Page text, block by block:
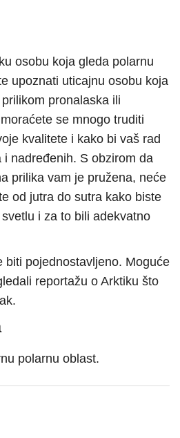
osobu koja gleda polarnu
upoznati uticajnu osobu koja
pronalaska ili
se mnogo truditi
kvalitete i kako bi vaš rad
i nadređenih. S obzirom da
prilika vam je pružena, neće
od jutra do sutra kako biste
i za to bili adekvatno
biti pojednostavljeno. Moguće
reportažu o Arktiku što
polarnu oblast.